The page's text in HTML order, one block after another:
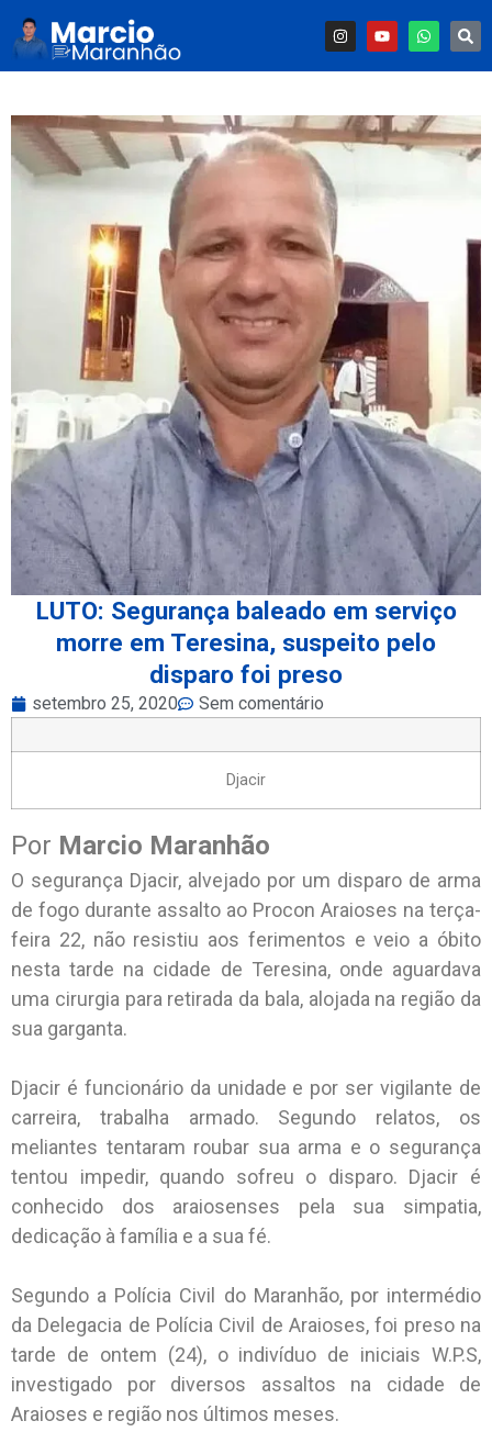
LUTO: Segurança baleado em serviço
morre em Teresina, suspeito pelo
disparo foi preso
setembro 25, 2020 Sem comentário
Djacir
Por Marcio Maranhão
O segurança Djacir, alvejado por um disparo de arma
de fogo durante assalto ao Procon Araioses na terça-
feira 22, não resistiu aos ferimentos e veio a óbito
nesta tarde na cidade de Teresina, onde aguardava
uma cirurgia para retirada da bala, alojada na região da
sua garganta.
Djacir é funcionário da unidade e por ser vigilante de
carreira, trabalha armado. Segundo relatos, os
meliantes tentaram roubar sua arma e o segurança
tentou impedir, quando sofreu o disparo. Djacir é
conhecido dos araiosenses pela sua simpatia,
dedicação à família e a sua fé.
Segundo a Polícia Civil do Maranhão, por intermédio
da Delegacia de Polícia Civil de Araioses, foi preso na
tarde de ontem (24), o indivíduo de iniciais W.P.S,
investigado por diversos assaltos na cidade de
Araioses e região nos últimos meses.